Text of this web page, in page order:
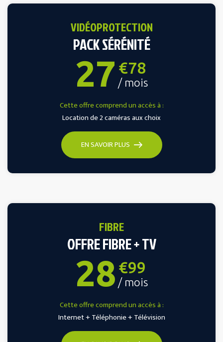
VIDÉOPROTECTION
PACK SÉRÉNITÉ
27 €78
/ mois
Cette offre comprend un accès à :
Location de 2 caméras aux choix
EN SAVOIR PLUS
FIBRE
OFFRE FIBRE + TV
28 €99
/ mois
Cette offre comprend un accès à :
Internet + Téléphonie + Télévision